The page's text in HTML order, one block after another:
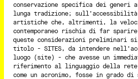
conservazione specifica dei
lunga tradizione; sull’accessibilità
artistiche che, altrimenti, la
contemporaneo rischia di far
queste considerazioni preliminari si
titolo - SITES, da intendere
luogo (site) - che avesse un
riferimento al linguaggio della
come un acronimo, fosse in grado